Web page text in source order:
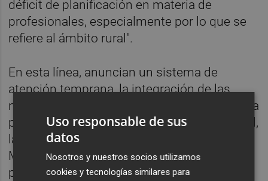
déficit de planificación en materia de
profesionales, especialmente por lo que se
refiere al ámbito rural".
En esta línea, anuncian un sistema de
atención temprana, la integración de las
necesidades de las enfermedades raras en la
planificación global de la cobertura universal,
la actualización de la Estrategia de Salud
Mental, con una estrategia específica de
prevención de la conducta suicida en
Uso responsable de sus
datos
Nosotros y nuestros socios utilizamos
cookies y tecnologías similares para